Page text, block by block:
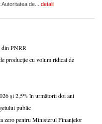
de... detalii
din PNRR
producție cu volum ridicat de
și 2,5% în următorii doi ani
public
zero pentru Ministerul Finanțelor